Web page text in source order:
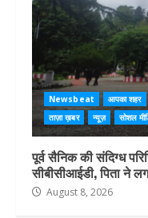
Newsbeat आपका शहर
ताज़ा ख़बर
न्यूज़ सोशल
पूर्व सैनिक की संदिग्ध
सीबीसीआईडी, पिता ने
August 8, 2026